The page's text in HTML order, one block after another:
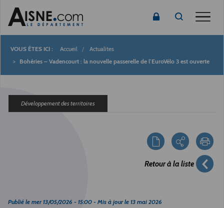
Fil
Accueil
Actualites
Bohéries – Vadencourt : la nouvelle passerelle de l’EuroVélo 3 est ouverte
Développement des territoires
Retour à la liste
Publié le mer 13/05/2026 - 15:00 - Mis à jour le 13 mai 2026